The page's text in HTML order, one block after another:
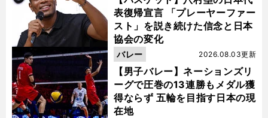
表復帰宣言 「プレーヤーファー
スト」を説き続けた信念と日本
協会の変化
【男子バレー】ネーションズリ
ーグで圧巻の13連勝もメダル獲
得ならず 五輪を目指す日本の現
在地
2026.08.03更新
バレー